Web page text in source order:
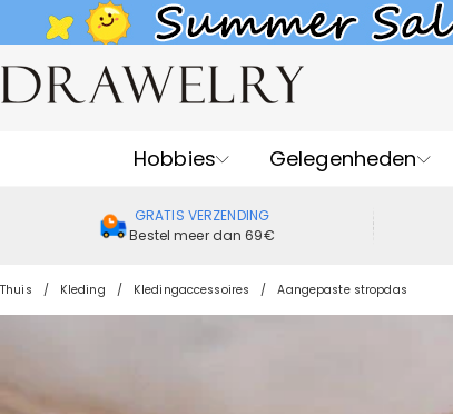
Hobbies Gelegenheden
GRATIS VERZENDING
Bestel meer dan 69€
Thuis Kleding Kledingaccessoires Aangepaste stropdas